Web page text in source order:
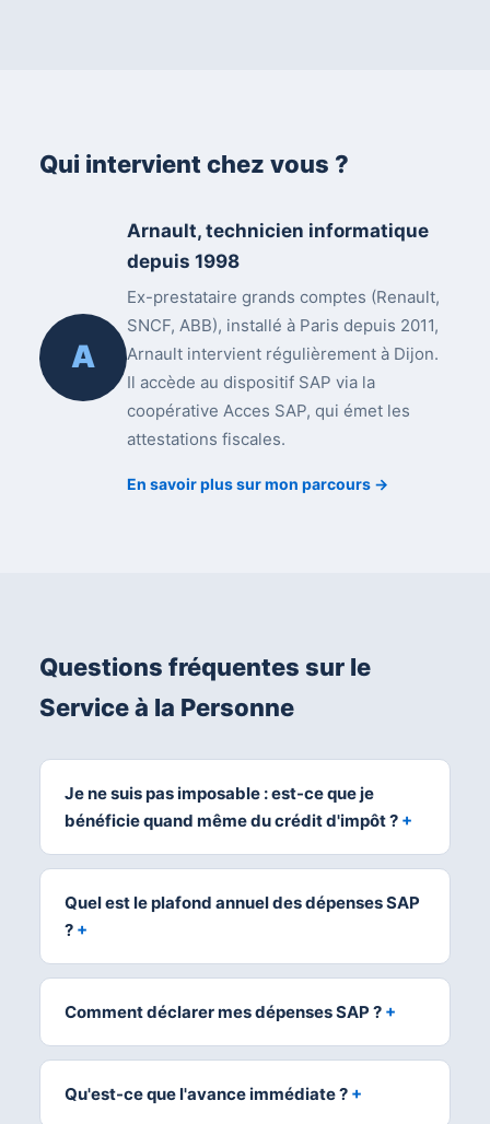
Qui intervient chez vous ?
A
Arnault, technicien informatique
depuis 1998
Ex-prestataire grands comptes (Renault,
SNCF, ABB), installé à Paris depuis 2011,
Arnault intervient régulièrement à Dijon.
Il accède au dispositif SAP via la
coopérative Acces SAP, qui émet les
attestations fiscales.
En savoir plus sur mon parcours →
Questions fréquentes sur le
Service à la Personne
Je ne suis pas imposable : est-ce que je
bénéficie quand même du crédit d'impôt ?
Quel est le plafond annuel des dépenses SAP
?
Comment déclarer mes dépenses SAP ?
Qu'est-ce que l'avance immédiate ?